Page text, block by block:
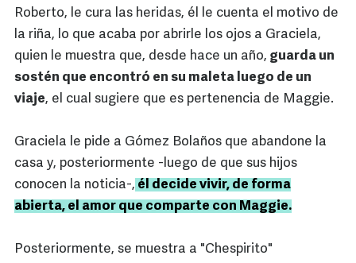
Roberto, le cura las heridas, él le cuenta el motivo de
la riña, lo que acaba por abrirle los ojos a Graciela,
quien le muestra que, desde hace un año, guarda un
sostén que encontró en su maleta luego de un
viaje, el cual sugiere que es pertenencia de Maggie.
Graciela le pide a Gómez Bolaños que abandone la
casa y, posteriormente -luego de que sus hijos
conocen la noticia-, él decide vivir, de forma
abierta, el amor que comparte con Maggie.
Posteriormente, se muestra a "Chespirito"